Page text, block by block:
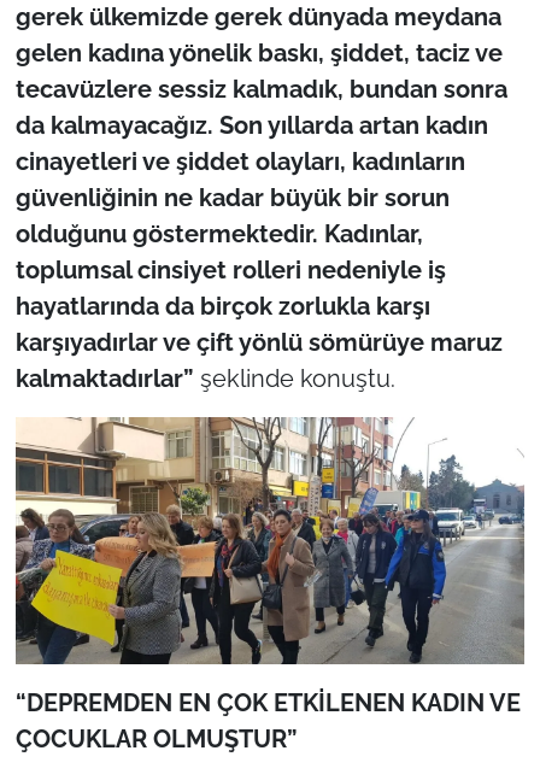
gerek ülkemizde gerek dünyada meydana
gelen kadına yönelik baskı, şiddet, taciz ve
tecavüzlere sessiz kalmadık, bundan sonra
da kalmayacağız. Son yıllarda artan kadın
cinayetleri ve şiddet olayları, kadınların
güvenliğinin ne kadar büyük bir sorun
olduğunu göstermektedir. Kadınlar,
toplumsal cinsiyet rolleri nedeniyle iş
hayatlarında da birçok zorlukla karşı
karşıyadırlar ve çift yönlü sömürüye maruz
kalmaktadırlar” şeklinde konuştu.
“DEPREMDEN EN ÇOK ETKİLENEN KADIN VE
ÇOCUKLAR OLMUŞTUR”